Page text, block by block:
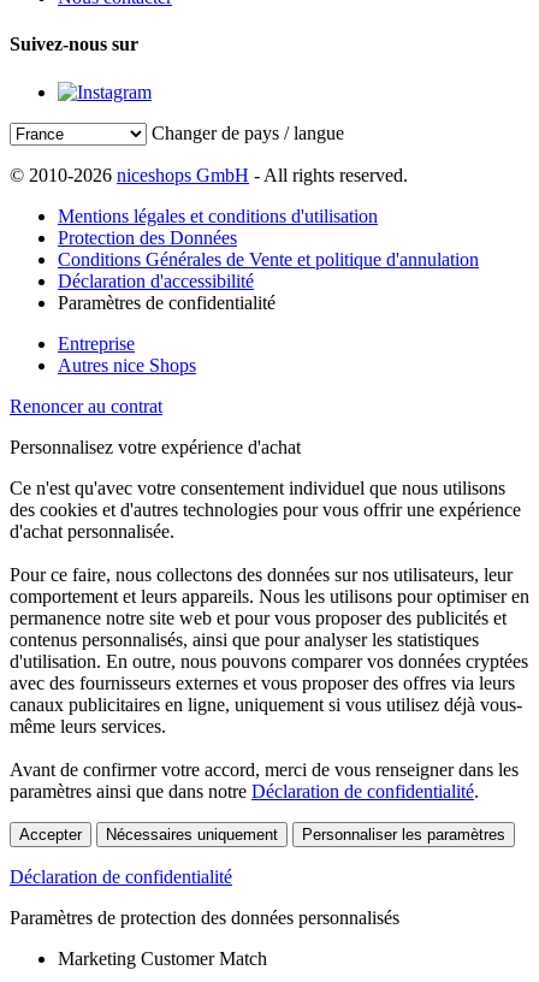
Suivez-nous sur
Changer de pays / langue
© 2010-2026 niceshops GmbH - All rights reserved.
Mentions légales et conditions d'utilisation
Protection des Données
Conditions Générales de Vente et politique d'annulation
Déclaration d'accessibilité
Paramètres de confidentialité
Entreprise
Autres nice Shops
Renoncer au contrat
Personnalisez votre expérience d'achat
Ce n'est qu'avec votre consentement individuel que nous utilisons
des cookies et d'autres technologies pour vous offrir une expérience
d'achat personnalisée.
Pour ce faire, nous collectons des données sur nos utilisateurs, leur
comportement et leurs appareils. Nous les utilisons pour optimiser en
permanence notre site web et pour vous proposer des publicités et
contenus personnalisés, ainsi que pour analyser les statistiques
d'utilisation. En outre, nous pouvons comparer vos données cryptées
avec des fournisseurs externes et vous proposer des offres via leurs
canaux publicitaires en ligne, uniquement si vous utilisez déjà vous-
même leurs services.
Avant de confirmer votre accord, merci de vous renseigner dans les
paramètres ainsi que dans notre Déclaration de confidentialité.
Accepter Nécessaires uniquement Personnaliser les paramètres
Déclaration de confidentialité
Paramètres de protection des données personnalisés
Marketing Customer Match